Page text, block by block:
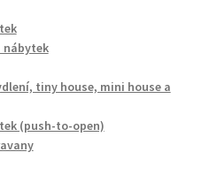
nábytek
tiny house, mini house a
(push-to-open)